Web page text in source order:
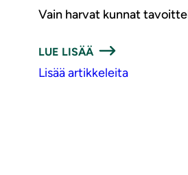
Vain harvat kunnat
LUE LISÄÄ
Lisää artikkeleita